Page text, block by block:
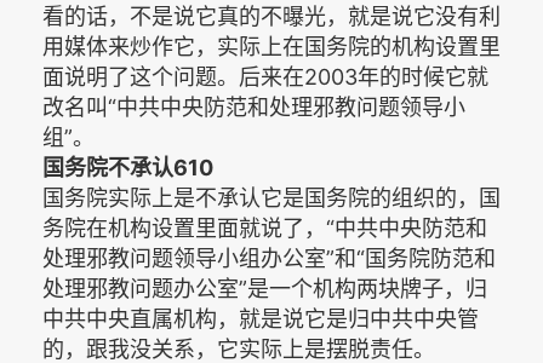
看的话，不是说它真的不曝光，就是说它没有利
用媒体来炒作它，实际上在国务院的机构设置里
面说明了这个问题。后来在2003年的时候它就
改名叫“中共中央防范和处理邪教问题领导小
组”。
国务院不承认610
国务院实际上是不承认它是国务院的组织的，国
务院在机构设置里面就说了，“中共中央防范和
处理邪教问题领导小组办公室”和“国务院防范和
处理邪教问题办公室”是一个机构两块牌子，归
中共中央直属机构，就是说它是归中共中央管
的，跟我没关系，它实际上是摆脱责任。